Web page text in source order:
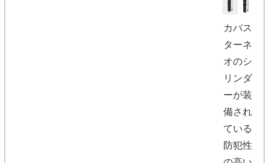
カバス
ターネ
オのシ
リンダ
ーが装
備され
ている
防犯性